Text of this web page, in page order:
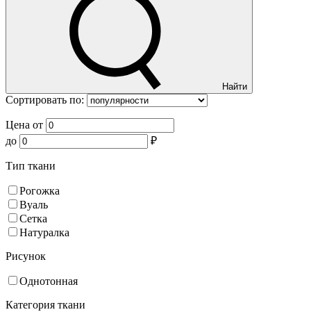
Найти
Сортировать по:
Цена от
до
₽
Тип ткани
Рогожка
Вуаль
Сетка
Натуралка
Рисунок
Однотонная
Категория ткани